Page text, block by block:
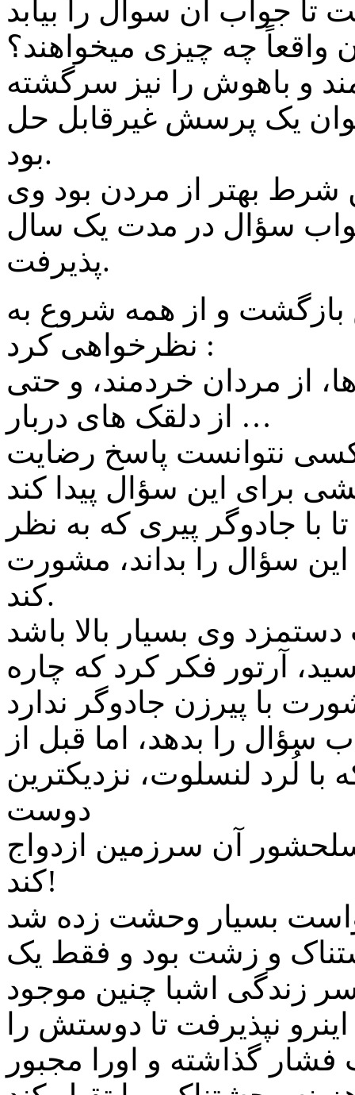
واقعاً چه چیزی میخواهند؟
و باهوش را نیز سرگشته
یک پرسش غیرقابل حل
بود.
شرط بهتر از مردن بود وی
جواب سؤال در مدت یک سال
پذیرفت.
و از همه شروع به
نظرخواهی کرد :
از مردان خردمند، و حتی
از دلقک های دربار …
کسی نتوانست پاسخ رضایت
با جادوگر پیری که به نظر
سؤال را بداند، مشورت
کند.
آرتور فکر کرد که چاره
سؤال را بدهد، اما قبل از
لُرد لنسلوت، نزدیکترین
دوست
سلحشور آن سرزمین ازدواج
کند!
و زشت بود و فقط یک
زندگی اشبا چنین موجود
نپذیرفت تا دوستش را
فشار گذاشته و اورا مجبور